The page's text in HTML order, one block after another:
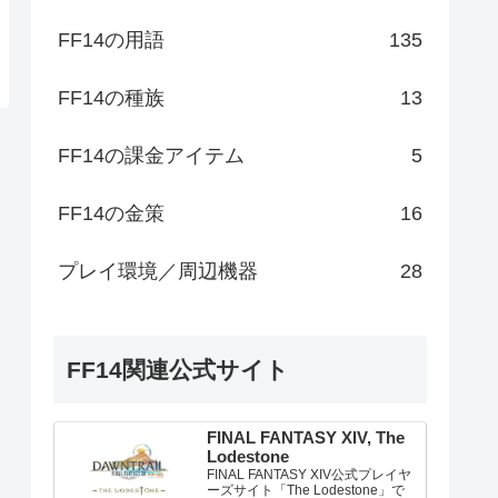
FF14の用語 135
FF14の種族 13
FF14の課金アイテム 5
FF14の金策 16
プレイ環境／周辺機器 28
FF14関連公式サイト
FINAL FANTASY XIV, The
Lodestone
FINAL FANTASY XIV公式プレイヤ
ーズサイト「The Lodestone」で